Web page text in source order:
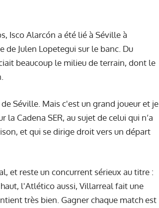
Isco Alarcón a été lié à Séville à
Julen Lopetegui sur le banc. Du
beaucoup le milieu de terrain, dont le
Séville. Mais c'est un grand joueur et je
Cadena SER, au sujet de celui qui n’a
et qui se dirige droit vers un départ
et reste un concurrent sérieux au titre :
l'Atlético aussi, Villarreal fait une
très bien. Gagner chaque match est